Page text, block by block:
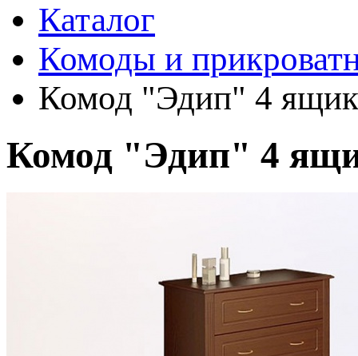
Каталог
Комоды и
Комод "Эдип" 4
Комод "Эдип" 4